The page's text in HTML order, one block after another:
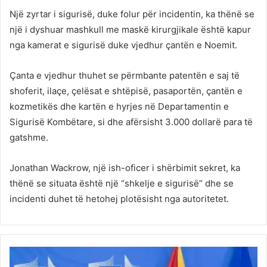
Një zyrtar i sigurisë, duke folur për incidentin, ka thënë se
një i dyshuar mashkull me maskë kirurgjikale është kapur
nga kamerat e sigurisë duke vjedhur çantën e Noemit.
Çanta e vjedhur thuhet se përmbante patentën e saj të
shoferit, ilaçe, çelësat e shtëpisë, pasaportën, çantën e
kozmetikës dhe kartën e hyrjes në Departamentin e
Sigurisë Kombëtare, si dhe afërsisht 3.000 dollarë para të
gatshme.
Jonathan Wackrow, një ish-oficer i shërbimit sekret, ka
thënë se situata është një “shkelje e sigurisë” dhe se
incidenti duhet të hetohej plotësisht nga autoritetet.